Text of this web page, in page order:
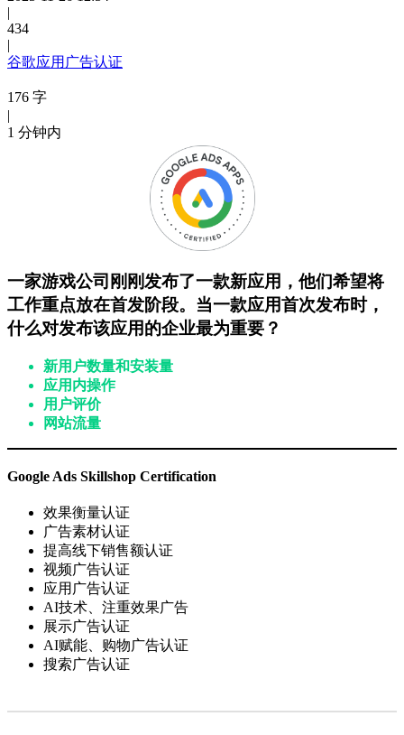
|
434
|
谷歌应用广告认证
176 字
|
1 分钟内
一家游戏公司刚刚发布了一款新应用，他们希望将
工作重点放在首发阶段。当一款应用首次发布时，
什么对发布该应用的企业最为重要？
新用户数量和安装量
应用内操作
用户评价
网站流量
Google Ads Skillshop Certification
效果衡量认证
广告素材认证
提高线下销售额认证
视频广告认证
应用广告认证
AI技术、注重效果广告
展示广告认证
AI赋能、购物广告认证
搜索广告认证